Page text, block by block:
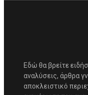
Εδώ θα βρείτε
αναλύσεις, άρθρα
αποκλειστικό